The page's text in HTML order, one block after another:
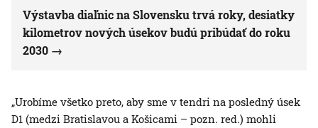
Výstavba diaľnic na Slovensku trvá roky, desiatky
kilometrov nových úsekov budú pribúdať do roku
2030
„Urobíme všetko preto, aby sme v tendri na posledný úsek
D1 (medzi Bratislavou a Košicami – pozn. red.) mohli